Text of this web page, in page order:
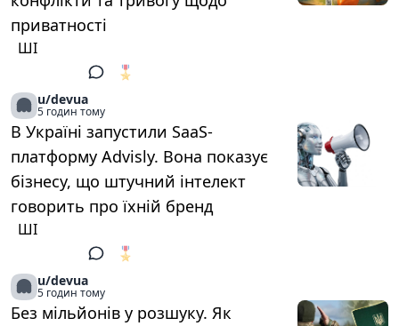
приватності
ШІ
🎖️
u/devua
5 годин тому
В Україні запустили SaaS-
платформу Advisly. Вона показує
бізнесу, що штучний інтелект
говорить про їхній бренд
ШІ
🎖️
u/devua
5 годин тому
Без мільйонів у розшуку. Як